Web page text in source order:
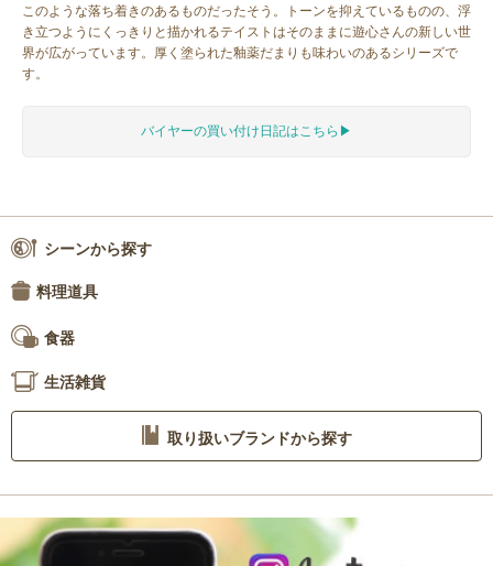
このような落ち着きのあるものだったそう。トーンを抑えているものの、浮
き立つようにくっきりと描かれるテイストはそのままに遊心さんの新しい世
界が広がっています。厚く塗られた釉薬だまりも味わいのあるシリーズで
す。
バイヤーの買い付け日記はこちら▶︎
シーンから探す
料理道具
食器
生活雑貨
取り扱いブランドから探す